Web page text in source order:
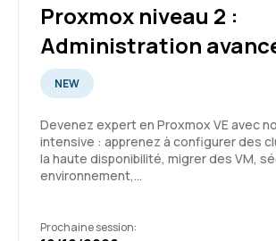
Laurent G.
Très intéressant. Formation qui
mettre le pied à l'étrier.
Formation : Docker - Créer et
conteneurs virtuels d'applications
Proxmox niveau 2 :
Administration
NEW
Devenez expert en Proxmox VE avec
intensive : apprenez à configurer des
la haute disponibilité, migrer des VM,
environnement,…
Prochaine session: